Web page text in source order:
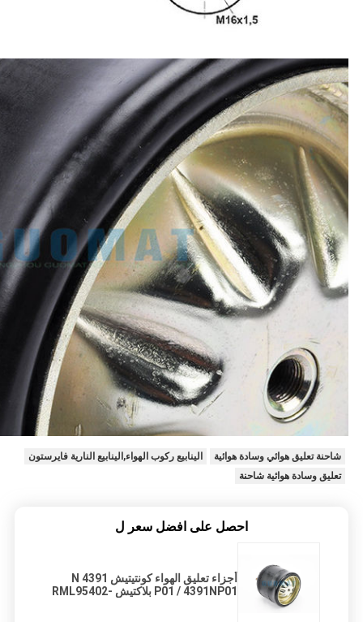
شاحنة تعليق هوائي وسادة هوائية
الينابيع ركوب الهواء,الينابيع النارية فايرستون
تعليق وسادة هوائية شاحنة
احصل على افضل سعر ل
أجزاء تعليق الهواء كونتيتيش 4391 N
P01 / 4391NP01 بلاكتيش RML95402-